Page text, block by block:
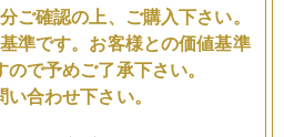
ご確認の上、ご購入下さい。
準です。お客様との価値基準
で予めご了承下さい。
い合わせ下さい。